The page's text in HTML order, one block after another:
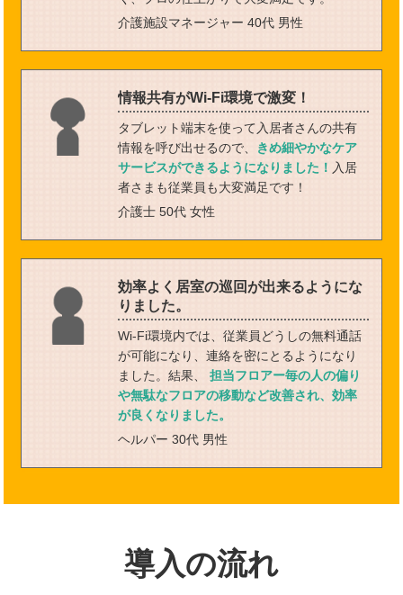
介護施設マネージャー 40代 男性
情報共有がWi‐Fi環境で激変！
タブレット端末を使って入居者さんの共有
情報を呼び出せるので、
きめ細やかなケア
サービスができるようになりました！ 入居
者さまも従業員も大変満足です！
介護士 50代 女性
効率よく居室の巡回が出来るようにな
りました。
Wi-Fi環境内では、従業員どうしの無料通話
が可能になり、連絡を密にとるようになり
ました。結果、 担当フロアー毎の人の偏り
や無駄なフロアの移動など改善され、効率
が良くなりました。
ヘルパー 30代 男性
導入の流れ